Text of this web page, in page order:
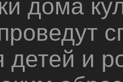
дома
детей и